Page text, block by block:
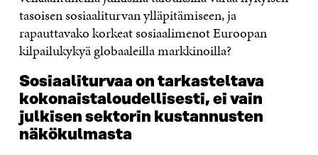
tasoisen sosiaaliturvan ylläpitämiseen, ja
rapauttavako korkeat sosiaalimenot Euroopan
kilpailukykyä globaaleilla markkinoilla?
Sosiaaliturvaa on tarkasteltava
kokonaistaloudellisesti, ei vain
julkisen sektorin kustannusten
näkökulmasta